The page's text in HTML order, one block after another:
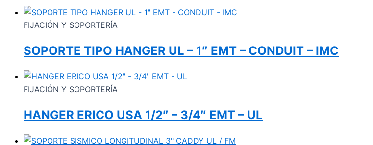
FIJACIÓN Y SOPORTERÍA
SOPORTE TIPO HANGER UL – 1″ EMT – CONDUIT – IMC
FIJACIÓN Y SOPORTERÍA
HANGER ERICO USA 1/2″ – 3/4″ EMT – UL